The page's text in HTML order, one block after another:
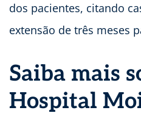
dos pacientes, citando
extensão de três meses
Saiba mais
Hospital